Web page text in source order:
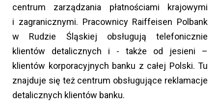
centrum zarządzania płatnościami krajowymi
i zagranicznymi. Pracownicy Raiffeisen Polbank
w Rudzie Śląskiej obsługują telefonicznie
klientów detalicznych i - także od jesieni –
klientów korporacyjnych banku z całej Polski. Tu
znajduje się też centrum obsługujące reklamacje
detalicznych klientów banku.